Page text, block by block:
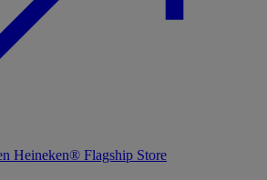
Heineken® Flagship Store